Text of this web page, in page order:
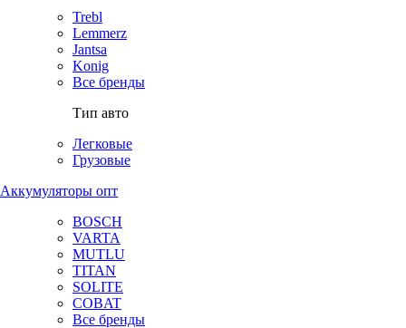
Trebl
Lemmerz
Jantsa
Konig
Все бренды
Тип авто
Легковые
Грузовые
Аккумуляторы опт
BOSCH
VARTA
MUTLU
TITAN
SOLITE
COBAT
Все бренды